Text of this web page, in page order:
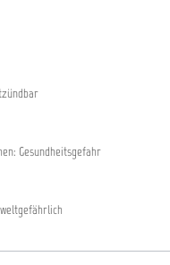
Gesundheitsgefahr